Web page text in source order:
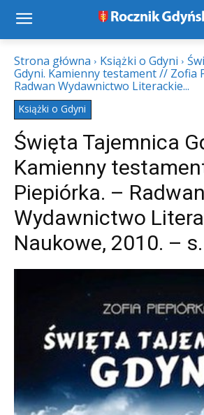
Strona główna Książki o Gdyni
Gdyni. Kamienny testament // Zofia
Radwan Wydawnictwo Literackie...
Książki o Gdyni
Święta Tajemnica
Kamienny
Piepiórka. – Radwan
Wydawnictwo
Naukowe, 2010. –